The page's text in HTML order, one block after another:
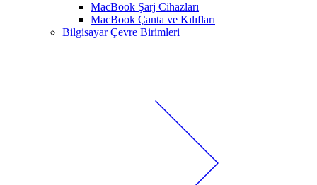
MacBook Şarj Cihazları
MacBook Çanta ve Kılıfları
Bilgisayar Çevre Birimleri